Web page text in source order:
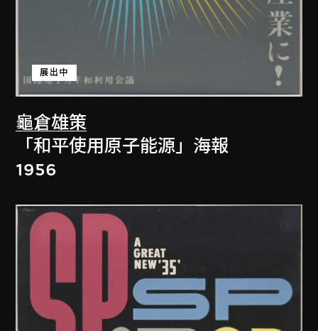
龜倉雄策
展出中
「和平使用原子能源」海報
1956